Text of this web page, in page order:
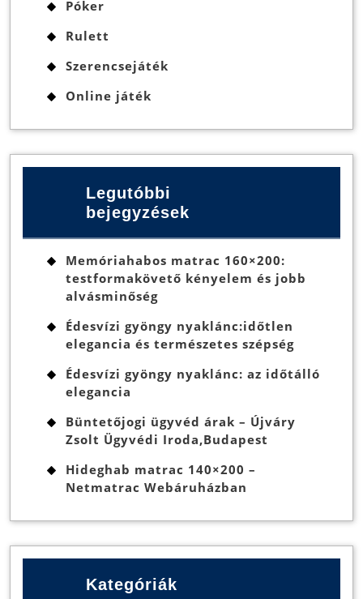
Póker
Rulett
Szerencsejáték
Online játék
Legutóbbi
bejegyzések
Memóriahabos matrac 160×200:
testformakövető kényelem és jobb
alvásminőség
Édesvízi gyöngy nyaklánc:időtlen
elegancia és természetes szépség
Édesvízi gyöngy nyaklánc: az időtálló
elegancia
Büntetőjogi ügyvéd árak – Újváry
Zsolt Ügyvédi Iroda,Budapest
Hideghab matrac 140×200 –
Netmatrac Webáruházban
Kategóriák